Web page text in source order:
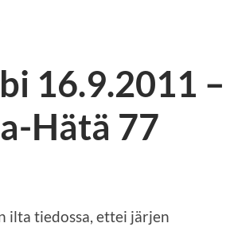
16.9.2011 –
Hätä 77
ilta tiedossa, ettei järjen